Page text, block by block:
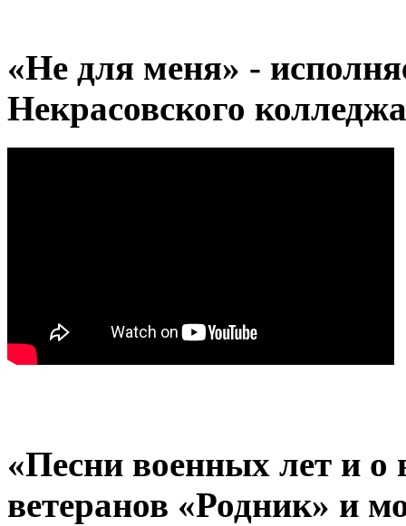
«Не для меня» -
Некрасовского колледжа
«Песни военных лет и
ветеранов «Родник» и